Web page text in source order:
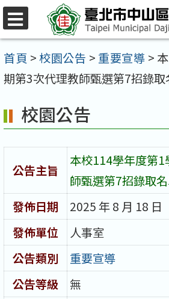
跳
至
主
要
容
區
首頁 >校園公告 > 重要宣導 >
期第3次代理教師甄選第7招錄取
校園公告
公告主旨
本校114學年度第
師甄選第7招錄取
發佈日期
2025 年 8 月 18 日
發佈單位
人事室
公告類別
重要宣導
公告等級
無
選
單